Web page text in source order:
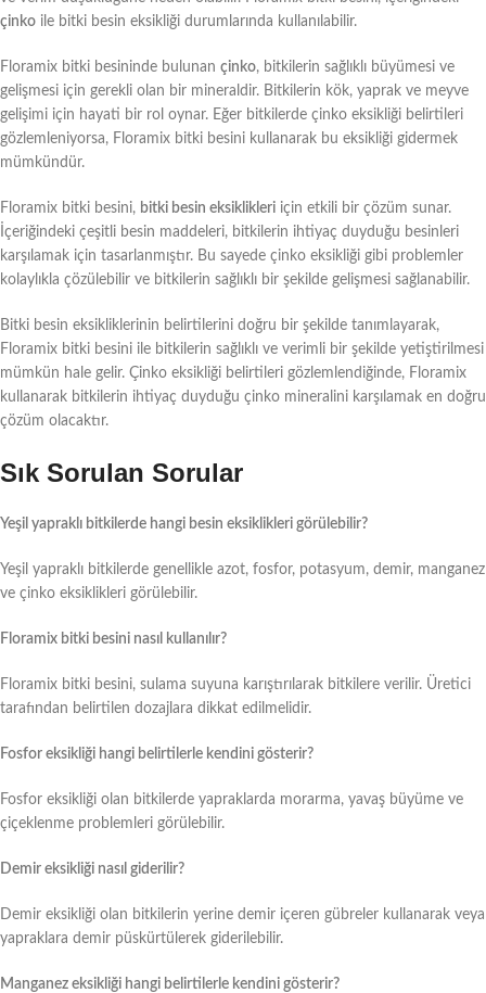
çinko ile bitki besin eksikliği durumlarında kullanılabilir.
Floramix bitki besininde bulunan çinko, bitkilerin sağlıklı büyümesi ve
gelişmesi için gerekli olan bir mineraldir. Bitkilerin kök, yaprak ve meyve
gelişimi için hayati bir rol oynar. Eğer bitkilerde çinko eksikliği belirtileri
gözlemleniyorsa, Floramix bitki besini kullanarak bu eksikliği gidermek
mümkündür.
Floramix bitki besini, bitki besin eksiklikleri için etkili bir çözüm sunar.
İçeriğindeki çeşitli besin maddeleri, bitkilerin ihtiyaç duyduğu besinleri
karşılamak için tasarlanmıştır. Bu sayede çinko eksikliği gibi problemler
kolaylıkla çözülebilir ve bitkilerin sağlıklı bir şekilde gelişmesi sağlanabilir.
Bitki besin eksikliklerinin belirtilerini doğru bir şekilde tanımlayarak,
Floramix bitki besini ile bitkilerin sağlıklı ve verimli bir şekilde yetiştirilmesi
mümkün hale gelir. Çinko eksikliği belirtileri gözlemlendiğinde, Floramix
kullanarak bitkilerin ihtiyaç duyduğu çinko mineralini karşılamak en doğru
çözüm olacaktır.
Sık Sorulan Sorular
Yeşil yapraklı bitkilerde hangi besin eksiklikleri görülebilir?
Yeşil yapraklı bitkilerde genellikle azot, fosfor, potasyum, demir, manganez
ve çinko eksiklikleri görülebilir.
Floramix bitki besini nasıl kullanılır?
Floramix bitki besini, sulama suyuna karıştırılarak bitkilere verilir. Üretici
tarafından belirtilen dozajlara dikkat edilmelidir.
Fosfor eksikliği hangi belirtilerle kendini gösterir?
Fosfor eksikliği olan bitkilerde yapraklarda morarma, yavaş büyüme ve
çiçeklenme problemleri görülebilir.
Demir eksikliği nasıl giderilir?
Demir eksikliği olan bitkilerin yerine demir içeren gübreler kullanarak veya
yapraklara demir püskürtülerek giderilebilir.
Manganez eksikliği hangi belirtilerle kendini gösterir?